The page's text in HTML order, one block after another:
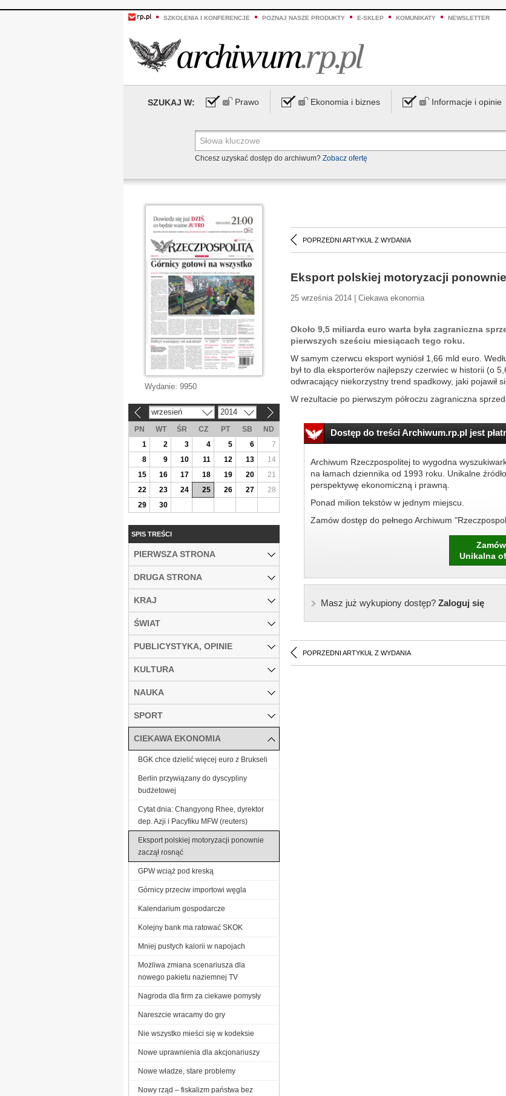
SZKOLENIA I KONFERENCJE POZNAJ NASZE PRODUKTY E-SKLEP KOMUNIKATY NEWSLETTER
SZUKAJ W: Prawo Ekonomia i biznes Informacje i opinie
Chcesz uzyskać dostęp do archiwum? Zobacz ofertę
POPRZEDNI ARTYKUŁ Z WYDANIA
Eksport polskiej motoryzacji
25 września 2014 | Ciekawa ekonomia
Około 9,5 miliarda euro warta była zagraniczna
pierwszych sześciu miesiącach tego roku.
W samym czerwcu eksport wyniósł 1,66 mld euro.
był to dla eksporterów najlepszy czerwiec w historii (o
odwracający niekorzystny trend spadkowy, jaki pojawił
W rezultacie po pierwszym półroczu zagraniczna
Dostęp do treści Archiwum.rp.pl jest
Archiwum Rzeczpospolitej to wygodna
na łamach dziennika od 1993 roku. Unikalne
perspektywę ekonomiczną i prawną.
Ponad milion tekstów w jednym miejscu.
Zamów dostęp do pełnego Archiwum
Zamów
Unikalna
Masz już wykupiony dostęp?Zaloguj się
POPRZEDNI ARTYKUŁ Z WYDANIA
Wydanie: 9950
wrzesień 2014
PN WT ŚR CZ PT SB
ND
1
2 3 4 5 6
7
8
9 10 11 12 13
14
15
16 17 18 19 20
21
22
23 24 25 26 27
28
29
30
SPIS TREŚCI
PIERWSZA STRONA
DRUGA STRONA
KRAJ
ŚWIAT
PUBLICYSTYKA, OPINIE
KULTURA
NAUKA
SPORT
CIEKAWA EKONOMIA
BGK chce dzielić więcej euro z Brukseli
Berlin przywiązany do dyscypliny
budżetowej
Cytat dnia: Changyong Rhee, dyrektor
dep. Azji i Pacyfiku MFW (reuters)
Eksport polskiej motoryzacji ponownie
zaczął rosnąć
GPW wciąż pod kreską
Górnicy przeciw importowi węgla
Kalendarium gospodarcze
Kolejny bank ma ratować SKOK
Mniej pustych kalorii w napojach
Możliwa zmiana scenariusza dla
nowego pakietu naziemnej TV
Nagroda dla firm za ciekawe pomysły
Nareszcie wracamy do gry
Nie wszystko mieści się w kodeksie
Nowe uprawnienia dla akcjonariuszy
Nowe władze, stare problemy
Nowy rząd – fiskalizm państwa bez